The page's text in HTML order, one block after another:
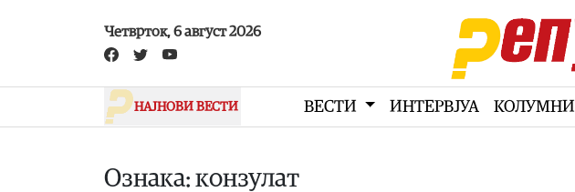
Четврток, 6 август 2026
НАЈНОВИ ВЕСТИ ВЕСТИ ИНТЕРВЈУА КОЛУМНИ
Ознака: конзулат